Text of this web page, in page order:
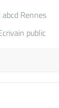
abcd Rennes
public